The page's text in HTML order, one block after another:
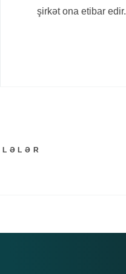
şirkət ona etibar edir.